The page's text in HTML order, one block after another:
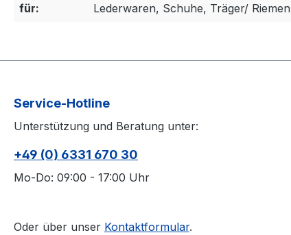
für:
Lederwaren, Schuhe, Träger/ Riemen
Service-Hotline
Unterstützung und Beratung unter:
+49 (0) 6331 670 30
Mo-Do: 09:00 - 17:00 Uhr
Oder über unser Kontaktformular.